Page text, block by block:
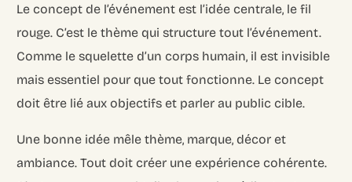
Le concept de l’événement est l’idée centrale, le fil
rouge. C’est le thème qui structure tout l’événement.
Comme le squelette d’un corps humain, il est invisible
mais essentiel pour que tout fonctionne. Le concept
doit être lié aux objectifs et parler au public cible.
Une bonne idée mêle thème, marque, décor et
ambiance. Tout doit créer une expérience cohérente.